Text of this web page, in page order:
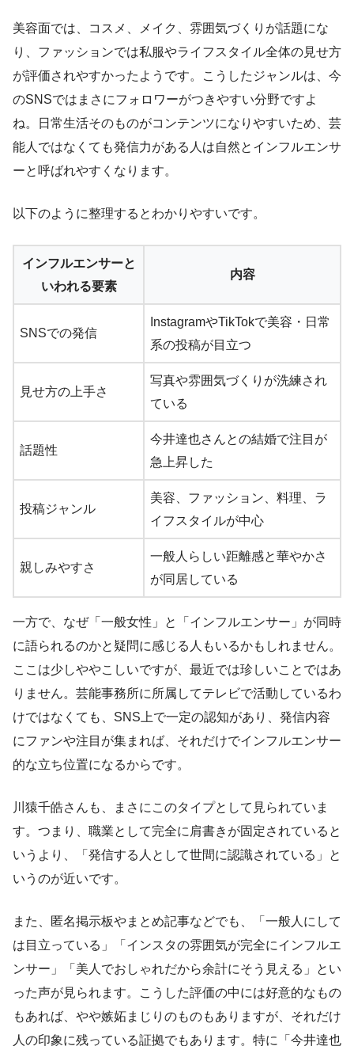
美容面では、コスメ、メイク、雰囲気づくりが話題にな
り、ファッションでは私服やライフスタイル全体の見せ方
が評価されやすかったようです。こうしたジャンルは、今
のSNSではまさにフォロワーがつきやすい分野ですよ
ね。日常生活そのものがコンテンツになりやすいため、芸
能人ではなくても発信力がある人は自然とインフルエンサ
ーと呼ばれやすくなります。
以下のように整理するとわかりやすいです。
インフルエンサーと
いわれる要素
内容
SNSでの発信
InstagramやTikTokで美容・日常
系の投稿が目立つ
見せ方の上手さ
写真や雰囲気づくりが洗練され
ている
話題性
今井達也さんとの結婚で注目が
急上昇した
投稿ジャンル
美容、ファッション、料理、ラ
イフスタイルが中心
親しみやすさ
一般人らしい距離感と華やかさ
が同居している
一方で、なぜ「一般女性」と「インフルエンサー」が同時
に語られるのかと疑問に感じる人もいるかもしれません。
ここは少しややこしいですが、最近では珍しいことではあ
りません。芸能事務所に所属してテレビで活動しているわ
けではなくても、SNS上で一定の認知があり、発信内容
にファンや注目が集まれば、それだけでインフルエンサー
的な立ち位置になるからです。
川猿千皓さんも、まさにこのタイプとして見られていま
す。つまり、職業として完全に肩書きが固定されていると
いうより、「発信する人として世間に認識されている」と
いうのが近いです。
また、匿名掲示板やまとめ記事などでも、「一般人にして
は目立っている」「インスタの雰囲気が完全にインフルエ
ンサー」「美人でおしゃれだから余計にそう見える」とい
った声が見られます。こうした評価の中には好意的なもの
もあれば、やや嫉妬まじりのものもありますが、それだけ
人の印象に残っている証拠でもあります。特に「今井達也